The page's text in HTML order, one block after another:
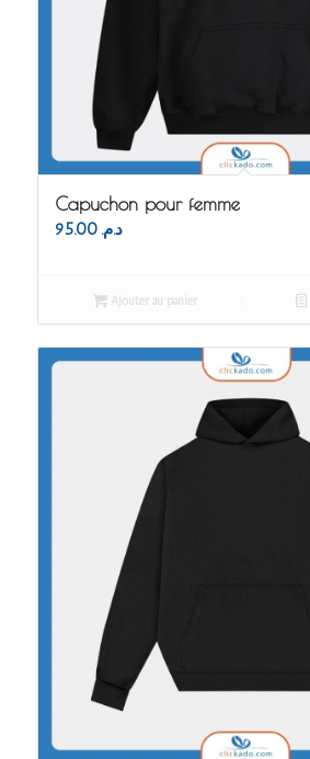
Capuchon pour femme
د.م. 95.00
Ajouter au panier